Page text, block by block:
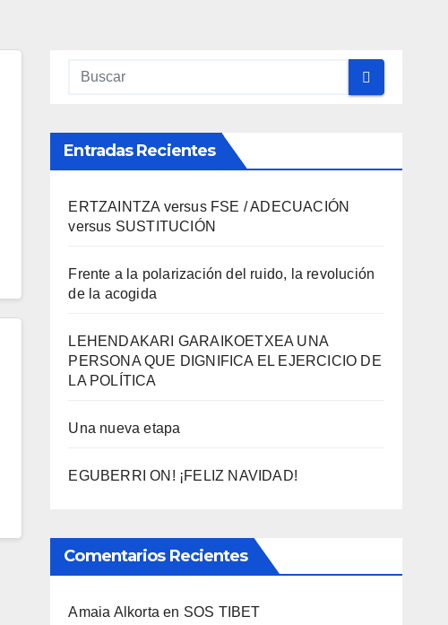
Entradas Recientes
ERTZAINTZA versus FSE / ADECUACIÓN
versus SUSTITUCIÓN
Frente a la polarización del ruido, la revolución
de la acogida
LEHENDAKARI GARAIKOETXEA UNA
PERSONA QUE DIGNIFICA EL EJERCICIO DE
LA POLÍTICA
Una nueva etapa
EGUBERRI ON! ¡FELIZ NAVIDAD!
Comentarios Recientes
Amaia Alkorta en SOS TIBET